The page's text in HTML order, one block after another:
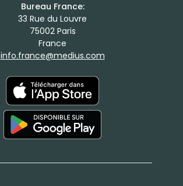
Bureau France:
33 Rue du Louvre
75002 Paris
France
info.france@medius.com